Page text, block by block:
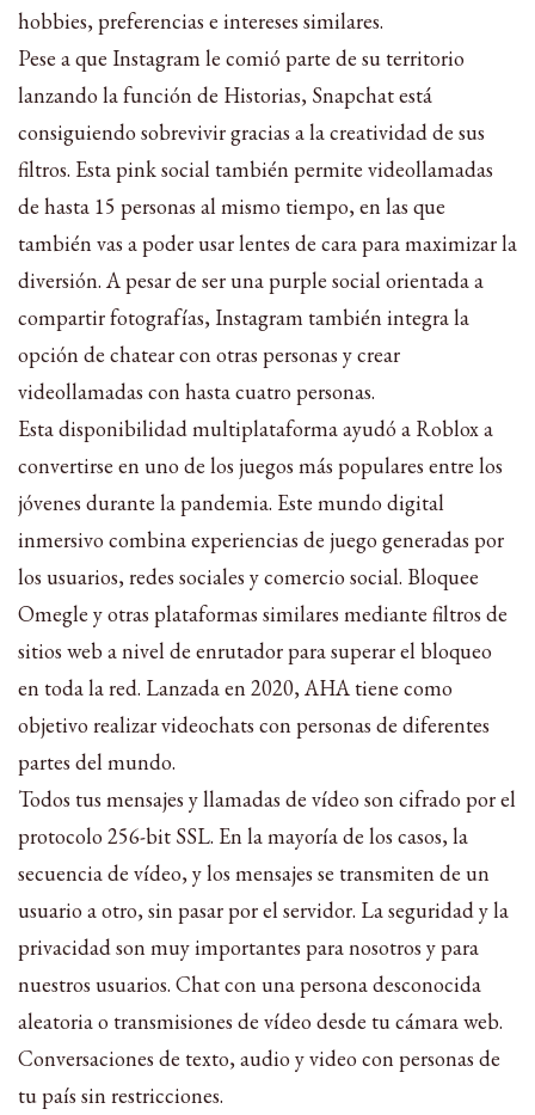
hobbies, preferencias e intereses similares.
Pese a que Instagram le comió parte de su territorio
lanzando la función de Historias, Snapchat está
consiguiendo sobrevivir gracias a la creatividad de sus
filtros. Esta pink social también permite videollamadas
de hasta 15 personas al mismo tiempo, en las que
también vas a poder usar lentes de cara para maximizar la
diversión. A pesar de ser una purple social orientada a
compartir fotografías, Instagram también integra la
opción de chatear con otras personas y crear
videollamadas con hasta cuatro personas.
Esta disponibilidad multiplataforma ayudó a Roblox a
convertirse en uno de los juegos más populares entre los
jóvenes durante la pandemia. Este mundo digital
inmersivo combina experiencias de juego generadas por
los usuarios, redes sociales y comercio social. Bloquee
Omegle y otras plataformas similares mediante filtros de
sitios web a nivel de enrutador para superar el bloqueo
en toda la red. Lanzada en 2020, AHA tiene como
objetivo realizar videochats con personas de diferentes
partes del mundo.
Todos tus mensajes y llamadas de vídeo son cifrado por el
protocolo 256-bit SSL. En la mayoría de los casos, la
secuencia de vídeo, y los mensajes se transmiten de un
usuario a otro, sin pasar por el servidor. La seguridad y la
privacidad son muy importantes para nosotros y para
nuestros usuarios. Chat con una persona desconocida
aleatoria o transmisiones de vídeo desde tu cámara web.
Conversaciones de texto, audio y video con personas de
tu país sin restricciones.